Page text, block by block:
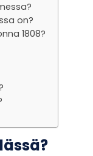
on?
1808?